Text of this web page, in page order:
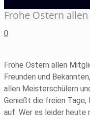
Frohe Ostern
0
Frohe Ostern allen
Freunden und
allen Meisterschülern
Genießt die freien Tage,
auf. Wer es leider